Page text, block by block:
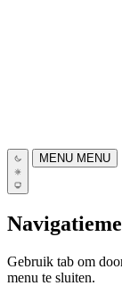
MENU MENU
Gebruik tab om
menu te sluiten.